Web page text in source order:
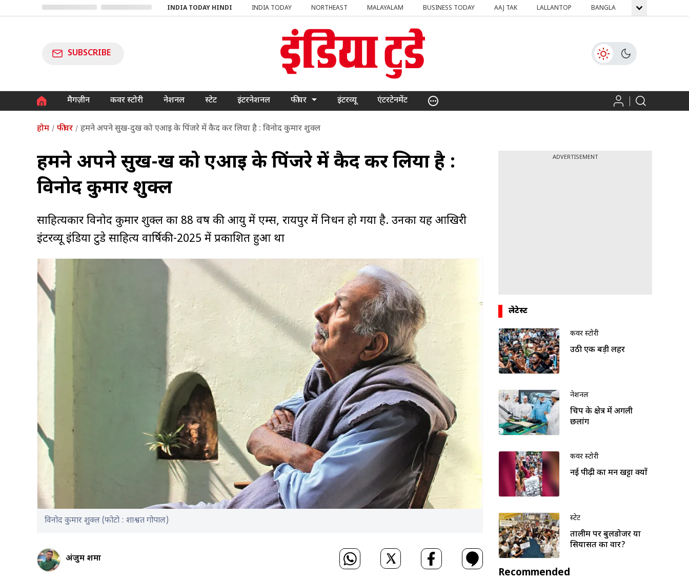
INDIA TODAY HINDI INDIA TODAY NORTHEAST MALAYALAM BUSINESS TODAY AAJ TAK LALLANTOP BANGLA GNTTV
SUBSCRIBE
मैगज़ीन कवर स्टोरी नेशनल स्टेट इंटरनेशनल फीचर इंटरव्यू एंटरटेनमेंट
होम फीचर हमने अपने सुख-दुख को एआइ के पिंजरे में कैद कर लिया है : विनोद कुमार शुक्ल
हमने अपने सुख-दुख को एआइ के पिंजरे में कैद कर लिया है :
विनोद कुमार शुक्ल
साहित्यकार विनोद कुमार शुक्ल का 88 वर्ष की आयु में एम्स, रायपुर में निधन हो गया है. उनका यह आखिरी
इंटरव्यू इंडिया टुडे साहित्य वार्षिकी-2025 में प्रकाशित हुआ था
विनोद कुमार शुक्ल (फोटो : शाश्वत गोपाल)
अंजुम शर्मा
ADVERTISEMENT
लेटेस्ट
कवर स्टोरी
उठी एक बड़ी लहर
नेशनल
चिप के क्षेत्र में अगली
छलांग
कवर स्टोरी
नई पीढ़ी का मन खट्टा क्यों
स्टेट
तालीम पर बुलडोजर या
सियासत का वार?
Recommended